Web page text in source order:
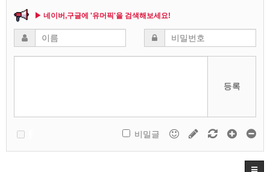
▶ 네이버,구글에 '유머픽'을 검색해보세요!
등록
비밀글